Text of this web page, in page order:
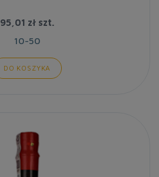
95,01 zł szt.
10-50
DO KOSZYKA